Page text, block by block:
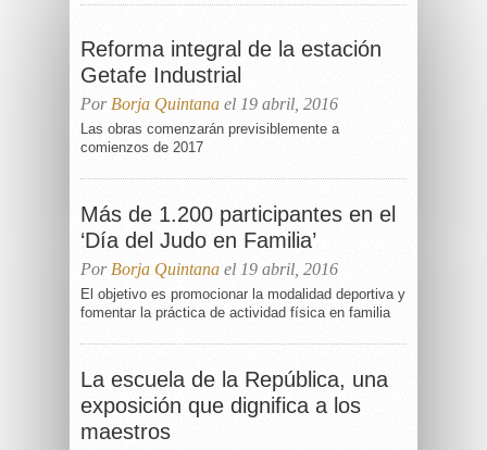
Reforma integral de la estación
Getafe Industrial
Por Borja Quintana el 19 abril, 2016
Las obras comenzarán previsiblemente a
comienzos de 2017
Más de 1.200 participantes en el
‘Día del Judo en Familia’
Por Borja Quintana el 19 abril, 2016
El objetivo es promocionar la modalidad deportiva y
fomentar la práctica de actividad física en familia
La escuela de la República, una
exposición que dignifica a los
maestros